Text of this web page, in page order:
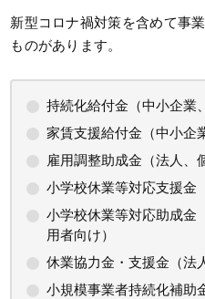
新型コロナ禍対策を含めて事
ものがあります。
持続化給付金（中小企業
家賃支援給付金（中小企
雇用調整助成金（法人、
小学校休業等対応支援金
小学校休業等対応助成金
用者向け）
休業協力金・支援金（法
小規模事業者持続化補助